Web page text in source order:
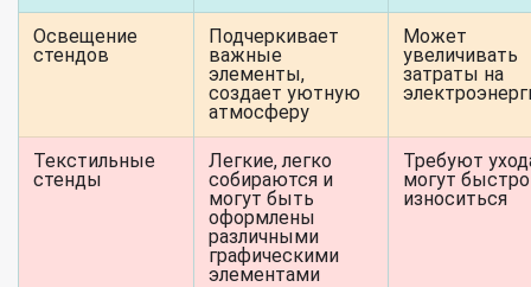
Освещение
стендов
Подчеркивает
важные
элементы,
создает уютную
атмосферу
Может
увеличивать
затраты на
Текстильные
стенды
Легкие, легко
собираются и
могут быть
оформлены
различными
графическими
элементами
Требуют
могут быстро
износиться